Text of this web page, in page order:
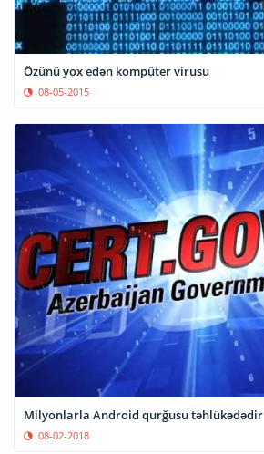
Özünü yox edən kompüter virusu
08-05-2015
Milyonlarla Android qurğusu təhlükədədir
08-02-2018